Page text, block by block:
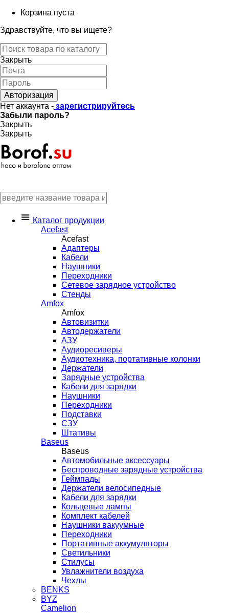
Корзина пуста
Здравствуйте, что вы ищете?
Закрыть
Авторизация
Нет аккаунта - зарегистрируйтесь
Забыли пароль?
Закрыть
Закрыть
Каталог продукции
Acefast
Acefast
Адаптеры
Кабели
Наушники
Переходники
Сетевое зарядное устройство
Стенды
Amfox
Amfox
Автовизитки
Автодержатели
АЗУ
Аудиоресиверы
Аудиотехника, портативные колонки
Держатели
Зарядные устройства
Кабели для зарядки
Наушники
Переходники
Подставки
СЗУ
Штативы
Baseus
Baseus
Автомобильные аксессуары
Беспроводные зарядные устройства
Геймпады
Держатели велосипедные
Кабели для зарядки
Кольцевые лампы
Комплект кабелей
Наушники вакуумные
Переходники
Портативные аккумуляторы
Светильники
Стилусы
Увлажнители воздуха
Чехлы
BENKS
BYZ
Camelion